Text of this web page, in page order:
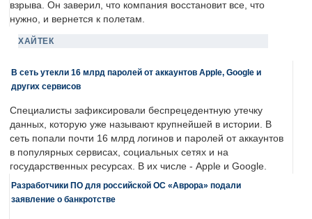
взрыва. Он заверил, что компания восстановит все, что
нужно, и вернется к полетам.
ХАЙТЕК
В сеть утекли 16 млрд паролей от аккаунтов Apple, Google и
других сервисов
Специалисты зафиксировали беспрецедентную утечку
данных, которую уже называют крупнейшей в истории. В
сеть попали почти 16 млрд логинов и паролей от аккаунтов
в популярных сервисах, социальных сетях и на
государственных ресурсах. В их числе - Apple и Google.
Разработчики ПО для российской ОС «Аврора» подали
заявление о банкротстве